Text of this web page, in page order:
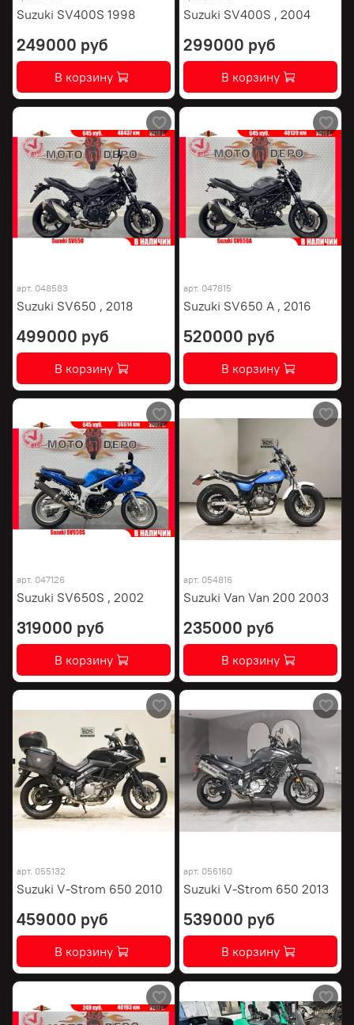
Suzuki SV400S 1998
249000 руб
В корзину
Suzuki SV400S , 2004
299000 руб
В корзину
арт. 048583
Suzuki SV650 , 2018
499000 руб
В корзину
арт. 047815
Suzuki SV650 A , 2016
520000 руб
В корзину
арт. 047126
Suzuki SV650S , 2002
319000 руб
В корзину
арт. 054816
Suzuki Van Van 200 2003
235000 руб
В корзину
арт. 055132
Suzuki V-Strom 650 2010
459000 руб
В корзину
арт. 056160
Suzuki V-Strom 650 2013
539000 руб
В корзину